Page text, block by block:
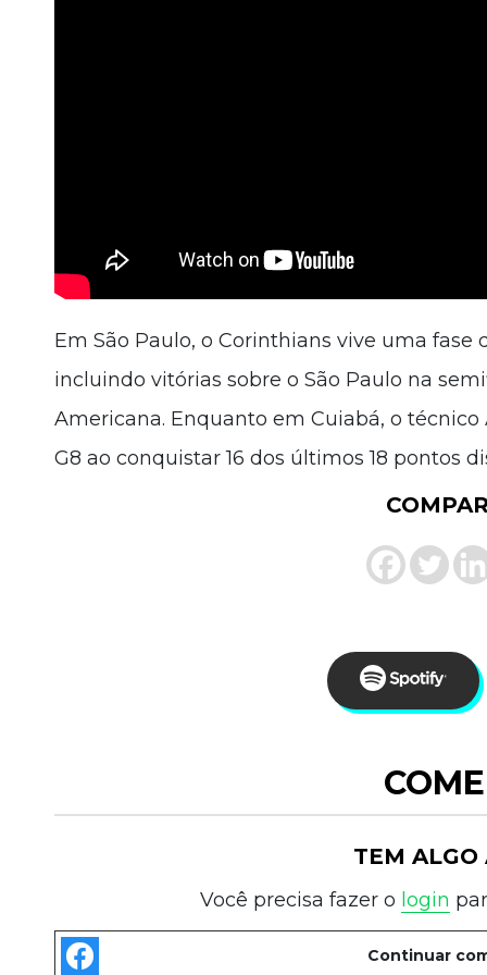
Em São Paulo, o Corinthians vive uma
incluindo vitórias sobre o São Paulo na
Americana. Enquanto em Cuiabá, o
G8 ao conquistar 16 dos últimos 18 pontos
TEM ALGO
Você precisa fazer o login